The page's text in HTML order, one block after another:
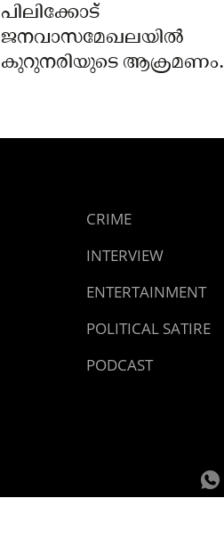
പിലിക്കോട്
ജനവാസമേഖലയിൽ
കുറുനരിയുടെ ആക്രമണം;
പഞ്ചായത്ത്
CRIME
INTERVIEW
ENTERTAINMENT
POLITICAL SATIRE
PODCAST